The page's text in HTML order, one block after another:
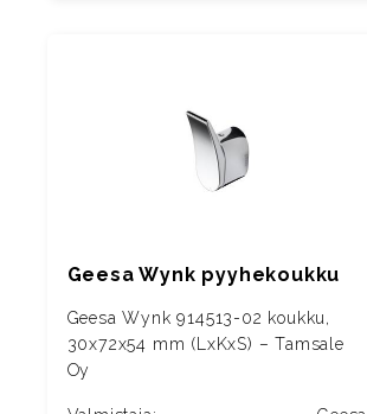
Geesa Wynk pyyhekoukku
Geesa Wynk 914513-02 koukku,
30x72x54 mm (LxKxS) – Tamsale
Oy